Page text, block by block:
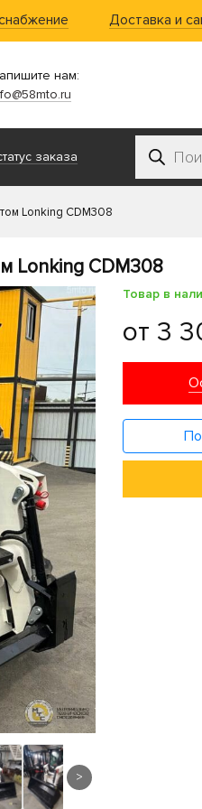
Доставка и
нам:
заказа Поиск
Lonking CDM308
Lonking CDM308
>
Товар в
от 3